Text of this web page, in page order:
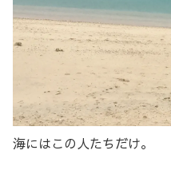
海にはこの人たちだけ。